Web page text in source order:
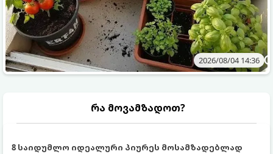
2026/08/04 14:36
რა მოვამზადოთ?
8 საიდუმლო იდეალური პიურეს მოსამზადებლად